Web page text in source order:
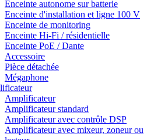
Enceinte autonome sur batterie
Enceinte d'installation et ligne 100 V
Enceinte de monitoring
Enceinte Hi-Fi / résidentielle
Enceinte PoE / Dante
Accessoire
Pièce détachée
Mégaphone
Amplificateur
Amplificateur standard
Amplificateur avec contrôle DSP
Amplificateur avec mixeur, zoneur ou